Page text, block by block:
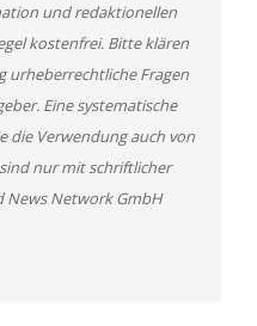
und redaktionellen
kostenfrei. Bitte klären
urheberrechtliche Fragen
Eine systematische
die Verwendung auch von
nur mit schriftlicher
News Network GmbH